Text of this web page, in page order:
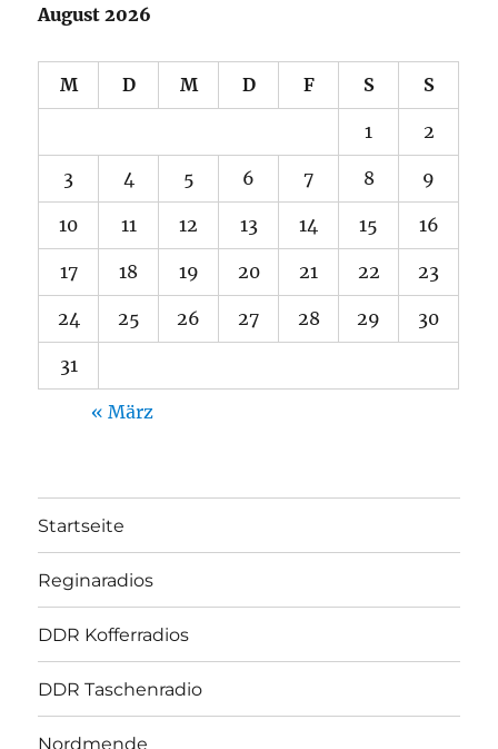
August 2026
M D M D F S S
1 2
3 4 5 6 7 8 9
10 11 12 13 14 15 16
17 18 19 20 21 22 23
24 25 26 27 28 29 30
31
« März
Startseite
Reginaradios
DDR Kofferradios
DDR Taschenradio
Nordmende